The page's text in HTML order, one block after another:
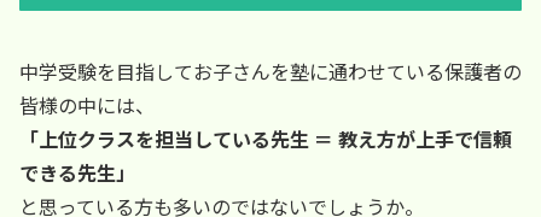
中学受験を目指してお子さんを塾に通わせている保護者の
皆様の中には、
「上位クラスを担当している先生 ＝ 教え方が上手で信頼
できる先生」
と思っている方も多いのではないでしょうか。